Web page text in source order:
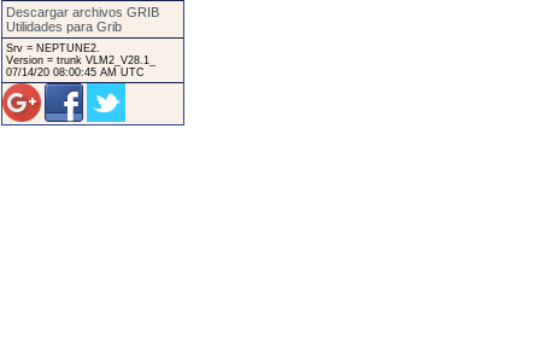
Descargar archivos GRIB
Utilidades para Grib
Srv = NEPTUNE2.
Version = trunk VLM2_V28.1_
07/14/20 08:00:45 AM UTC